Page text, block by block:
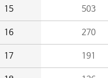
15 503
16 270
17 191